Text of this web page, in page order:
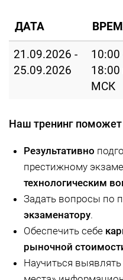
ДАТА
21.09.2026 -
25.09.2026
10:00
18:00
МСК
Наш тренинг
Результативно
престижному
технологическим
Задать вопросы по
экзаменатору.
Обеспечить себе
рыночной
Научиться выявлять